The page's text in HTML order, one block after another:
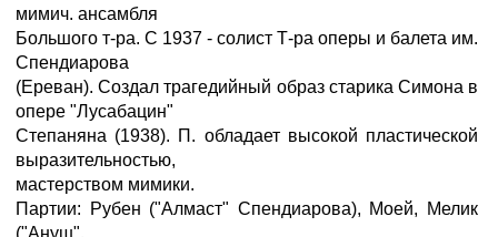
мимич. ансамбля
Большого т-ра. С 1937 - солист Т-ра оперы и балета им.
Спендиарова
(Ереван). Создал трагедийный образ старика Симона в
опере "Лусабацин"
Степаняна (1938). П. обладает высокой пластической
выразительностью,
мастерством мимики.
Партии: Рубен ("Алмаст" Спендиарова), Моей, Мелик
("Ануш",